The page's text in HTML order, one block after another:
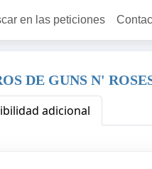
en las peticiones
DE GUNS N'
adicional